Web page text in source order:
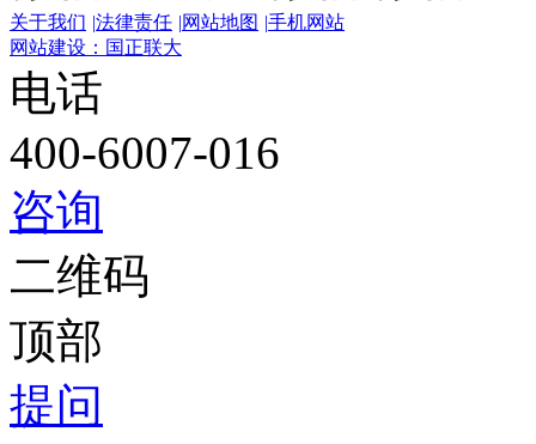
关于我们 |法律责任 |网站地图 |手机网站
网站建设：国正联大
电话
400-6007-016
咨询
二维码
顶部
提问